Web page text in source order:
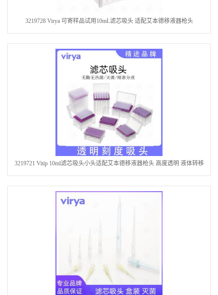
3219728 Virya 可寄样品试用10mL滤芯吸头 适配艾本德移液器枪头
3219721 Vitip 10ml滤芯吸头小头适配艾本德移液器枪头 高度透明 液体转移
耗材